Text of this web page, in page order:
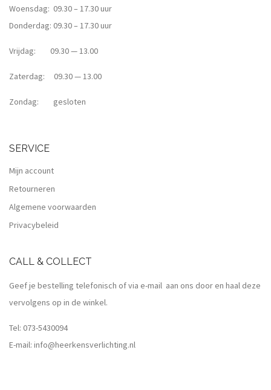
Woensdag: 09.30 – 17.30 uur
Donderdag: 09.30 – 17.30 uur
Vrijdag: 09.30 — 13.00
Zaterdag: 09.30 — 13.00
Zondag: gesloten
SERVICE
Mijn account
Retourneren
Algemene voorwaarden
Privacybeleid
CALL & COLLECT
Geef je bestelling telefonisch of via e-mail aan ons door en haal deze
vervolgens op in de winkel.
Tel: 073-5430094
E-mail: info@heerkensverlichting.nl